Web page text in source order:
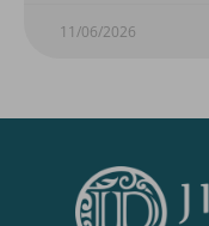
11/06/2026